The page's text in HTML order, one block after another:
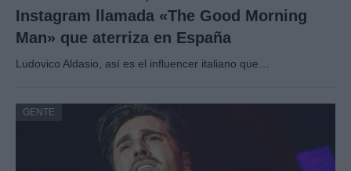
Instagram llamada «The Good Morning
Man» que aterriza en España
Ludovico Aldasio, así es el influencer italiano que…
GENTE